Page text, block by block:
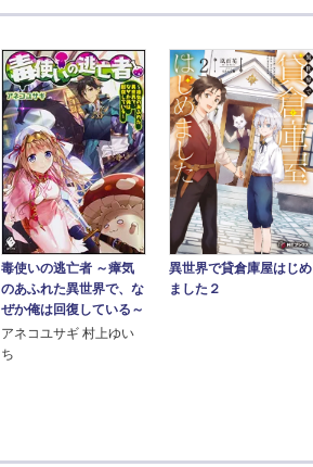
毒使いの逃亡者 ～瘴気
のあふれた異世界で、な
ぜか俺は回復している～
アネコユサギ 村上ゆい
ち
異世界で貸倉庫屋はじめ
ました２